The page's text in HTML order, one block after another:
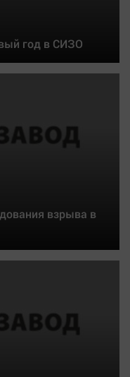
год в СИЗО
взрыва в